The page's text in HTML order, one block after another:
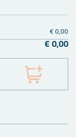
€ 0,00
€ 0,00